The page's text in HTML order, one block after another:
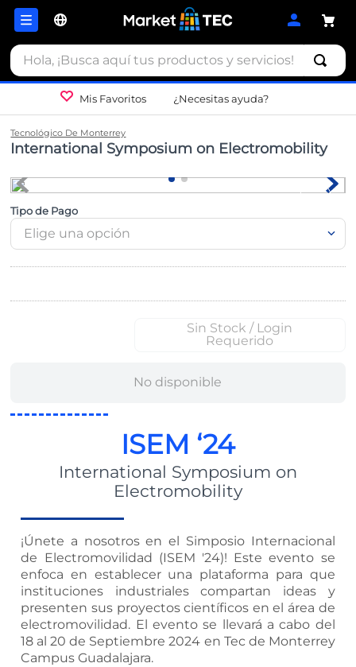
Hola, ¡Busca aquí tus productos y servicios!
Mis Favoritos ¿Necesitas ayuda?
Tecnológico De Monterrey
International Symposium on Electromobility
Tipo de Pago
Elige una opción
Sin Stock / Login
Requerido
No disponible
ISEM ‘24
International Symposium on
Electromobility
¡Únete a nosotros en el Simposio Internacional
de Electromovilidad (ISEM '24)! Este evento se
enfoca en establecer una plataforma para que
instituciones industriales compartan ideas y
presenten sus proyectos científicos en el área de
electromovilidad. El evento se llevará a cabo del
18 al 20 de Septiembre 2024 en Tec de Monterrey
Campus Guadalajara.